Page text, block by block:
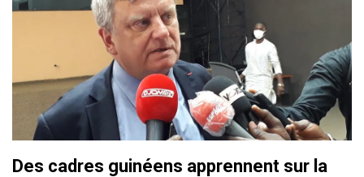
Des cadres guinéens apprennent sur la